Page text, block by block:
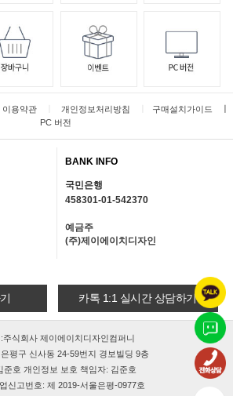
이용약관 개인정보처리방침 구매설치가이드
PC 버전
BANK INFO
국민은행
458301-01-542370
예금주
(주)제이에이치디자인
카톡 1:1 실시간 상담하기
주식회사 제이에이치디자인컴퍼니
평구 신사동 24-59번지 경보빌딩 9층
준호 개인정보 보호 책임자: 김준호
신고번호: 제 2019-서울은평-0977호